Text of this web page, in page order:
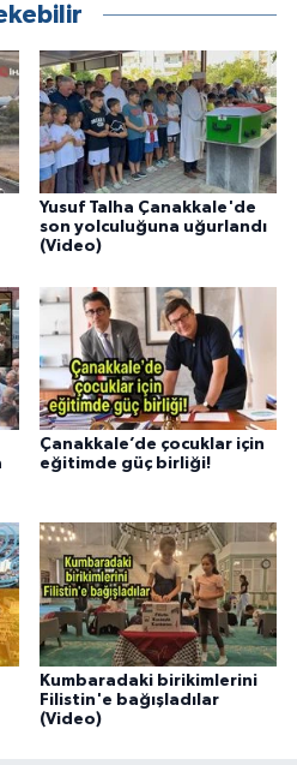
Yusuf Talha Çanakkale'de
son yolculuğuna uğurlandı
(Video)
Çanakkale’de çocuklar için
eğitimde güç birliği!
Kumbaradaki birikimlerini
Filistin'e bağışladılar
(Video)